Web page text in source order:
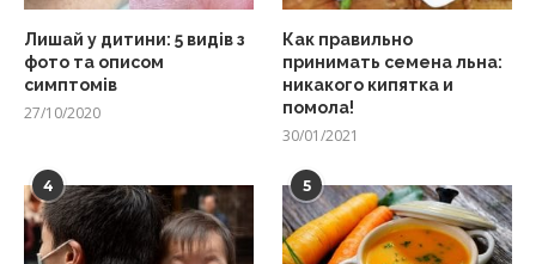
Лишай у дитини: 5 видів з
фото та описом
симптомів
27/10/2020
Как правильно
принимать семена льна:
никакого кипятка и
помола!
30/01/2021
4 5